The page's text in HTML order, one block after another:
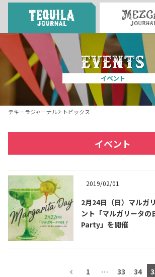
About
テキーラとは
テキーラマーケット
テキーラの飲み方
イベント
テキーラジャーナル トピックス
イベント
2019/02/01
2月24日（日）マルガ
ント「マルガリータ
Party」を開催
1 … 33 34